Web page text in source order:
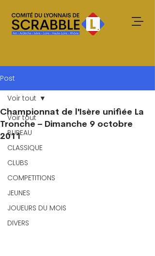
Post
Voir tout
BUREAU
CLASSIQUE
CLUBS
COMPETITIONS
JEUNES
JOUEURS DU MOIS
DIVERS
Voir tout
Championnat de l'Isère unifiée La
Tronche – Dimanche 9 octobre
2011